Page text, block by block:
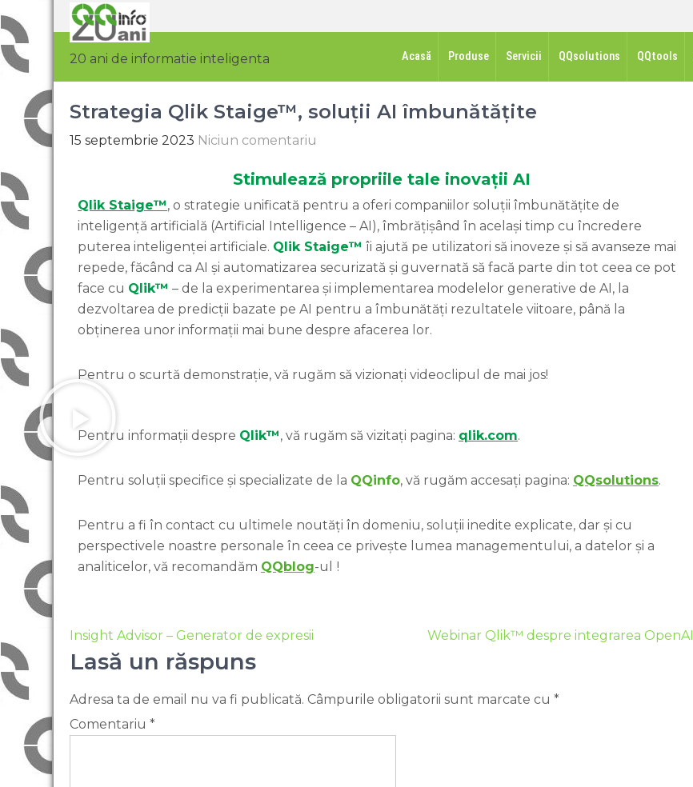
20 ani de informatie inteligenta Acasă Produse Servicii QQsolutions QQtools
Strategia Qlik Staige™, soluții AI îmbunătățite
15 septembrie 2023 Niciun comentariu
Stimulează propriile tale inovații AI
Qlik Staige™, o strategie unificată pentru a oferi companiilor soluții îmbunătățite de
inteligență artificială (Artificial Intelligence – AI), îmbrățișând în același timp cu încredere
puterea inteligenței artificiale. Qlik Staige™ îi ajută pe utilizatori să inoveze și să avanseze mai
repede, făcând ca AI și automatizarea securizată și guvernată să facă parte din tot ceea ce pot
face cu Qlik™ – de la experimentarea și implementarea modelelor generative de AI, la
dezvoltarea de predicții bazate pe AI pentru a îmbunătăți rezultatele viitoare, până la
obținerea unor informații mai bune despre afacerea lor.
Pentru o scurtă demonstrație, vă rugăm să vizionați videoclipul de mai jos!
Pentru informații despre Qlik™, vă rugăm să vizitați pagina: qlik.com.
Pentru soluții specifice și specializate de la QQinfo, vă rugăm accesați pagina: QQsolutions.
Pentru a fi în contact cu ultimele noutăți în domeniu, soluții inedite explicate, dar și cu
perspectivele noastre personale în ceea ce privește lumea managementului, a datelor și a
analiticelor, vă recomandăm QQblog-ul !
Insight Advisor – Generator de expresii Webinar Qlik™ despre integrarea OpenAI
Lasă un răspuns
Adresa ta de email nu va fi publicată. Câmpurile obligatorii sunt marcate cu *
Comentariu *